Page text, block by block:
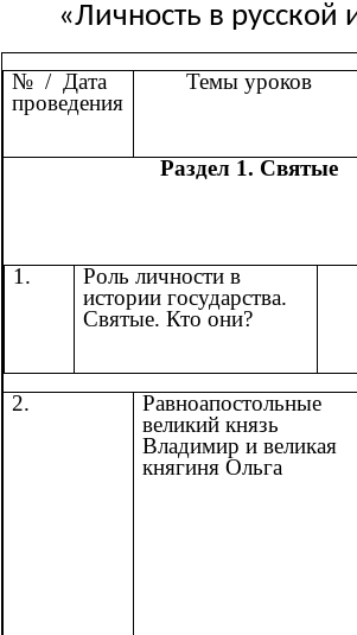
«Личность в русской
№ / Дата
проведения
Темы уроков
1.
Роль личности в
истории государства.
Святые. Кто они?
2.
Равноапостольные
великий князь
Владимир и великая
княгиня Ольга